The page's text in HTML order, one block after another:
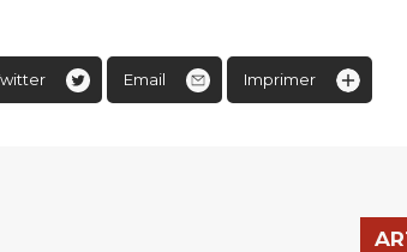
Email Imprimer